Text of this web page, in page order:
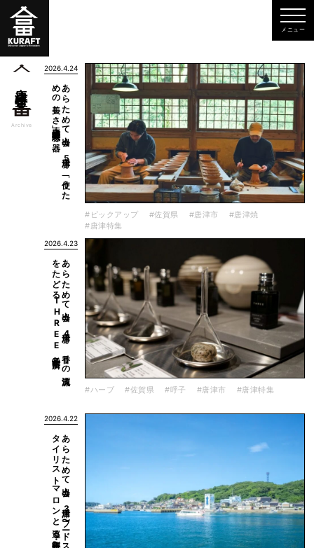
Archive
2026.4.24
あ
ら
た
め
て
出会う
、
唐津5
～
「使う
た
め
の
美し
さ
」唐津焼・隆太窯の
器～
#ピックアップ #佐賀県 #唐津市
#唐津焼
#唐津特集
2026.4.23
あ
ら
た
め
て
出会う
、
唐津4
～
香り
の
源流
を
た
ど
る
T
H
R
E
E
呼子蒸留所～
#ハーブ #佐賀県 #呼子 #唐津市 #唐津特集
2026.4.22
あ
ら
た
め
て
出会う
、
唐津3
〜フ
ード
ス
タ
イ
リ
ス
ト
マ
ロ
ン
と
巡る
旅・呼子〜